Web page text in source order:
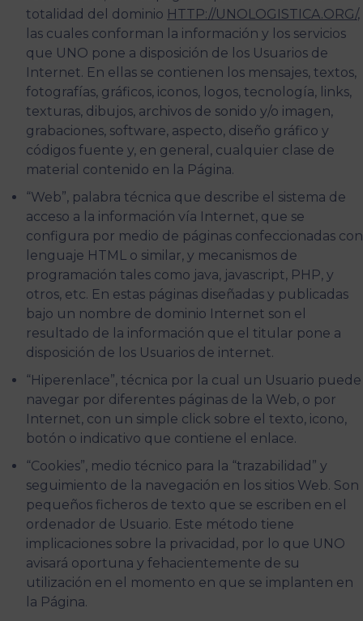
totalidad del dominio HTTP://UNOLOGISTICA.ORG/,
las cuales conforman la información y los servicios
que UNO pone a disposición de los Usuarios de
Internet. En ellas se contienen los mensajes, textos,
fotografías, gráficos, iconos, logos, tecnología, links,
texturas, dibujos, archivos de sonido y/o imagen,
grabaciones, software, aspecto, diseño gráfico y
códigos fuente y, en general, cualquier clase de
material contenido en la Página.
“Web”, palabra técnica que describe el sistema de
acceso a la información vía Internet, que se
configura por medio de páginas confeccionadas con
lenguaje HTML o similar, y mecanismos de
programación tales como java, javascript, PHP, y
otros, etc. En estas páginas diseñadas y publicadas
bajo un nombre de dominio Internet son el
resultado de la información que el titular pone a
disposición de los Usuarios de internet.
“Hiperenlace”, técnica por la cual un Usuario puede
navegar por diferentes páginas de la Web, o por
Internet, con un simple click sobre el texto, icono,
botón o indicativo que contiene el enlace.
“Cookies”, medio técnico para la “trazabilidad” y
seguimiento de la navegación en los sitios Web. Son
pequeños ficheros de texto que se escriben en el
ordenador de Usuario. Este método tiene
implicaciones sobre la privacidad, por lo que UNO
avisará oportuna y fehacientemente de su
utilización en el momento en que se implanten en
la Página.